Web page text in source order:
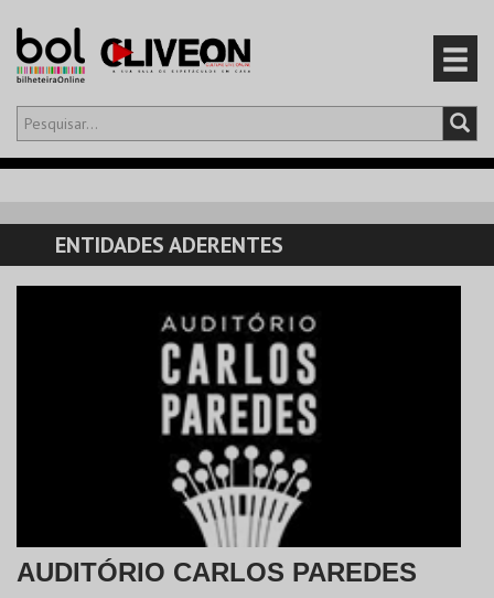
Olá,iniciar sessão
CARRINHO
EVENTOS
ENTIDADES ADERENTES
AUDITÓRIO CARLOS PAREDES